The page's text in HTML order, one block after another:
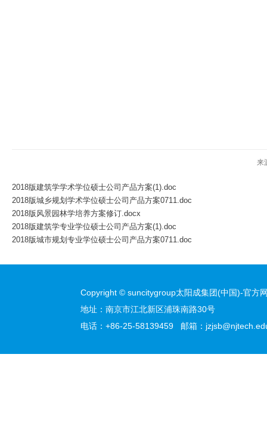
来
2018版建筑学学术学位硕士公司产品方案(1).doc
2018版城乡规划学术学位硕士公司产品方案0711.doc
2018版风景园林学培养方案修订.docx
2018版建筑学专业学位硕士公司产品方案(1).doc
2018版城市规划专业学位硕士公司产品方案0711.doc
Copyright © suncitygroup太阳成集团(中国)-官方
地址：南京市江北新区浦珠南路30号
电话：+86-25-58139459 邮箱：